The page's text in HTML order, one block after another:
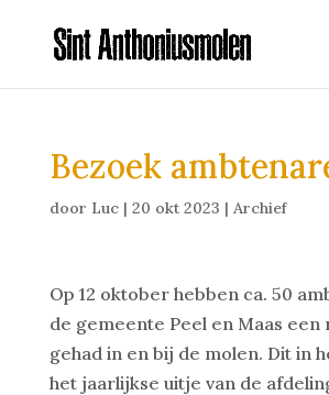
Bezoek
door Luc| 20 okt 2023 | Archief
Op 12 oktober hebben ca. 50
de gemeente Peel en Maas
gehad in en bij de molen. Dit in
het jaarlijkse uitje van de